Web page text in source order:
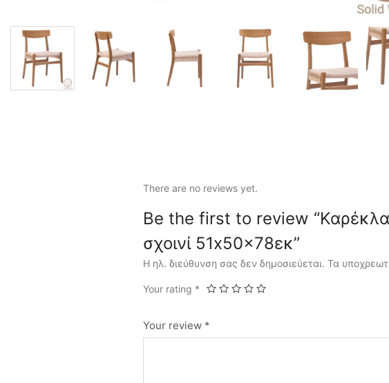
There are no reviews yet.
Be the first to review
σχοινί 51x50x78εκ”
Η ηλ. διεύθυνση σας δεν δημοσιεύεται. Τα
Your rating *
Your review *